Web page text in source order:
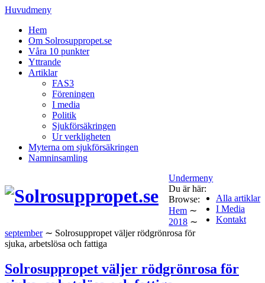
Huvudmeny
Hem
Om Solrosuppropet.se
Våra 10 punkter
Yttrande
Artiklar
FAS3
Föreningen
I media
Politik
Sjukförsäkringen
Ur verkligheten
Myterna om sjukförsäkringen
Namninsamling
Undermeny
Alla artiklar
I Media
Kontakt
Du är här:
Browse:
Hem ∼
2018 ∼
september ∼ Solrosuppropet väljer rödgrönrosa för
sjuka, arbetslösa och fattiga
Solrosuppropet väljer rödgrönrosa för